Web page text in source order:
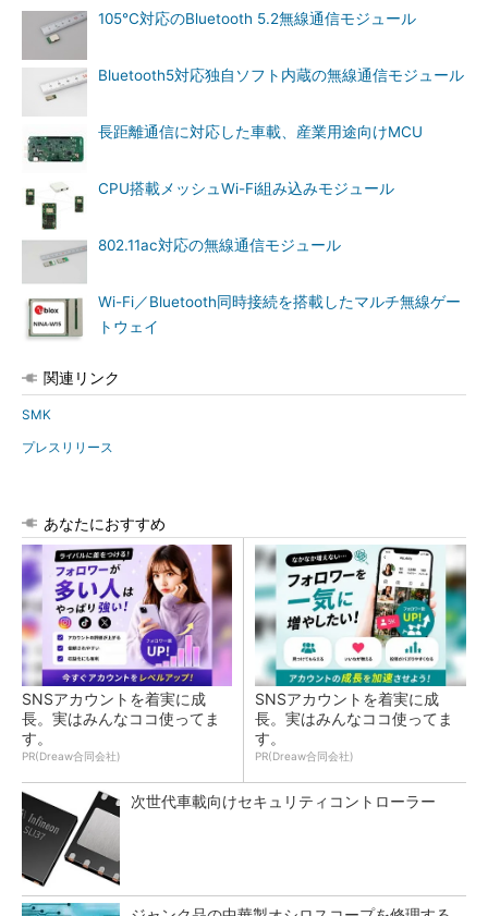
105℃対応のBluetooth 5.2無線通信モジュール
Bluetooth5対応独自ソフト内蔵の無線通信モジュール
長距離通信に対応した車載、産業用途向けMCU
CPU搭載メッシュWi-Fi組み込みモジュール
802.11ac対応の無線通信モジュール
Wi-Fi／Bluetooth同時接続を搭載したマルチ無線ゲー
トウェイ
関連リンク
SMK
プレスリリース
あなたにおすすめ
SNSアカウントを着実に成
長。実はみんなココ使ってま
す。
PR(Dreaw合同会社)
SNSアカウントを着実に成
長。実はみんなココ使ってま
す。
PR(Dreaw合同会社)
次世代車載向けセキュリティコントローラー